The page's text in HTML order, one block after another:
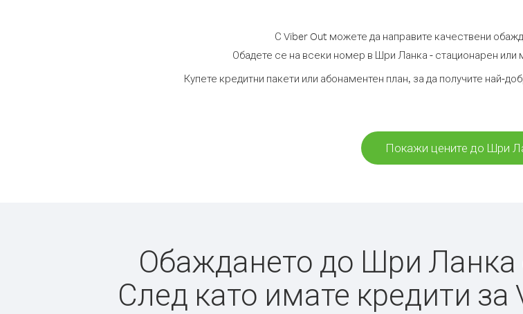
С Viber Out можете да направите качествени
Обадете се на всеки номер в Шри Ланка - стационарен или
Купете кредитни пакети или абонаментен план, за да получите най-
Покажи цените до Шри
Обаждането до Шри Ланка
След като имате кредити